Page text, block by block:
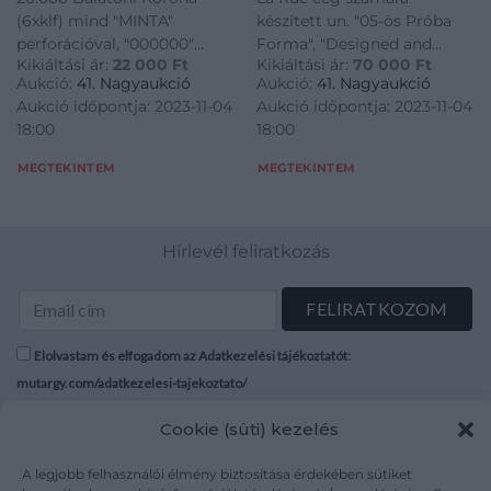
Cookie (süti) kezelés
A legjobb felhasználói élmény biztosítása érdekében sütiket
címletekhez tartozó
tájékoztatókkal! T:UNC
Hungary 2012. 500
Balatoni Korona –
20.000 Balatoni Korona
(6xdiff) local money, all
with
(6xklf) mind "MINTA"
perforációval, "000000"
sorszámmal. Teljes sor, a
címletekhez tartozó
tájékoztatókkal! T:UNC
Hungary 2012. 500 Balatoni
Kikiáltási ár: 22 000 Ft
Aukció: 41. Nagyaukció
Aukció időpontja: 2023-11-04
18:00
MEGTEKINTEM
House”,
„Pénzjegynyomda
Részvénytársaság”
karton mappában
T:UNC / Hungary 1983.
„100” denomination,
made for the „de La
készített un. "05-ös Próba
Forma", "Designed and
engraved by Hungarian
Banknote Printig House",
"Pénzjegynyomda
Részvénytársaság" karton
Kikiáltási ár: 70 000 Ft
Aukció: 41. Nagyaukció
Aukció időpontja: 2023-11-04
18:00
MEGTEKINTEM
Hírlevél feliratkozás
Elolvastam és elfogadom az Adatkezelési tájékoztatót:
mutargy.com/adatkezelesi-tajekoztato/
Médiaajánlat
Áraink
ÁSZF